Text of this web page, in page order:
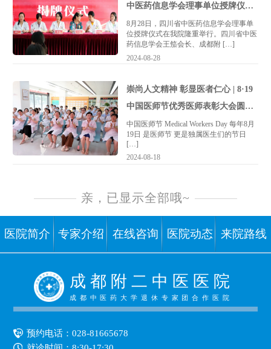
中医药信息学会理事单位授牌仪式
成功举办
8月28日，四川省中医药信息学会理事单
位授牌仪式在我院隆重举行。四川省中医
药信息学会王笳会长、成都附 […]
2024-08-28
崇尚人文精神 彰显医者仁心 | 8·19
中国医师节优秀医师表彰大会圆满
结束
中国医师节 Medical Workers Day 每年8月
19日 是医师节 更是独属医生们的节日
[…]
2024-08-18
亲，已显示全部哦~
医院简介 专家介绍 在线咨询 医院动态 来院路线
成 都 附 二 中 医 医 院
成都中医药大学退休专家团合作医院
预约电话：028-81665678